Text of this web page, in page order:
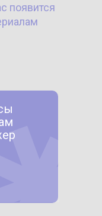
появится